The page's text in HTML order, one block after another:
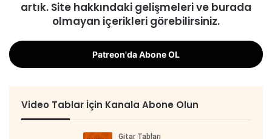
artık. Site hakkındaki gelişmeleri ve burada
olmayan içerikleri görebilirsiniz.
Patreon'da Abone OL
Video Tablar İçin Kanala Abone Olun